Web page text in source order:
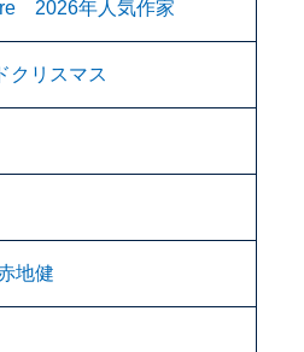
2026年人気作家
クリスマス
地健